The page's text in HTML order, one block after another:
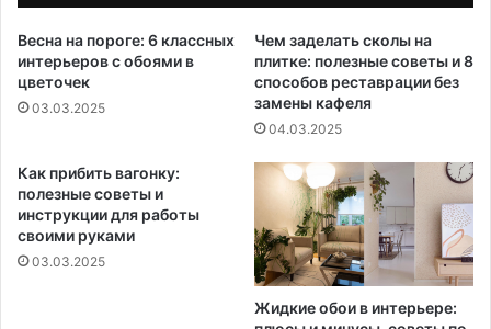
Весна на пороге: 6 классных
интерьеров с обоями в
цветочек
03.03.2025
Чем заделать сколы на
плитке: полезные советы и 8
способов реставрации без
замены кафеля
04.03.2025
Как прибить вагонку:
полезные советы и
инструкции для работы
своими руками
03.03.2025
Жидкие обои в интерьере: